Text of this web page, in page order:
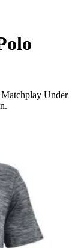
Matchplay Under